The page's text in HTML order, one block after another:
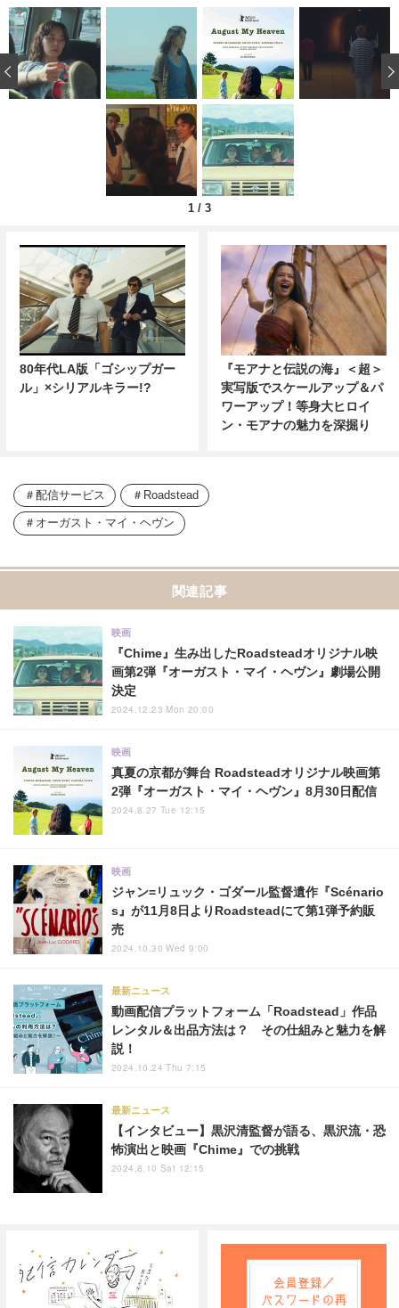
1 / 3
‹
80年代LA版「ゴシップガー
ル」×シリアルキラー!?
『モアナと伝説の海』＜超＞
実写版でスケールアップ＆パ
ワーアップ！等身大ヒロイ
ン・モアナの魅力を深掘り
配信サービス Roadstead
オーガスト・マイ・ヘヴン
関連記事
『Chime』生み出したRoadsteadオリジナル映
画第2弾『オーガスト・マイ・ヘヴン』劇場公開
決定
映画
2024.12.23 Mon 20:00
真夏の京都が舞台 Roadsteadオリジナル映画第
2弾『オーガスト・マイ・ヘヴン』8月30日配信
映画
2024.8.27 Tue 12:15
ジャン=リュック・ゴダール監督遺作『Scénario
s』が11月8日よりRoadsteadにて第1弾予約販
売
映画
2024.10.30 Wed 9:00
動画配信プラットフォーム「Roadstead」作品
レンタル＆出品方法は？ その仕組みと魅力を解
説！
最新ニュース
2024.10.24 Thu 7:15
【インタビュー】黒沢清監督が語る、黒沢流・恐
怖演出と映画『Chime』での挑戦
最新ニュース
2024.8.10 Sat 12:15